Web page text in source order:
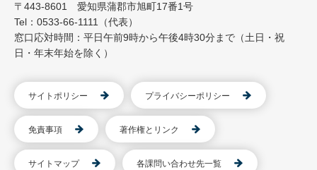
〒443-8601 愛知県蒲郡市旭町17番1号
Tel：0533-66-1111（代表）
窓口応対時間：平日午前9時から午後4時30分まで（土日・祝
日・年末年始を除く）
サイトポリシー プライバシーポリシー
免責事項 著作権とリンク
サイトマップ 各課問い合わせ先一覧